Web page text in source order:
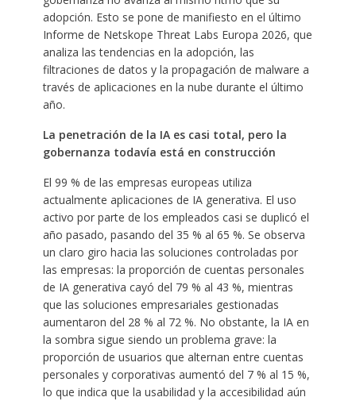
adopción. Esto se pone de manifiesto en el último
Informe de Netskope Threat Labs Europa 2026, que
analiza las tendencias en la adopción, las
filtraciones de datos y la propagación de malware a
través de aplicaciones en la nube durante el último
año.
La penetración de la IA es casi total, pero la
gobernanza todavía está en construcción
El 99 % de las empresas europeas utiliza
actualmente aplicaciones de IA generativa. El uso
activo por parte de los empleados casi se duplicó el
año pasado, pasando del 35 % al 65 %. Se observa
un claro giro hacia las soluciones controladas por
las empresas: la proporción de cuentas personales
de IA generativa cayó del 79 % al 43 %, mientras
que las soluciones empresariales gestionadas
aumentaron del 28 % al 72 %. No obstante, la IA en
la sombra sigue siendo un problema grave: la
proporción de usuarios que alternan entre cuentas
personales y corporativas aumentó del 7 % al 15 %,
lo que indica que la usabilidad y la accesibilidad aún